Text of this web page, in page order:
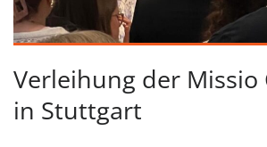
Verleihung der Missio
in Stuttgart